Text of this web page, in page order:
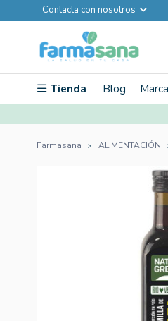
Contacta con nosotros
Tienda Blog
Farmasana ALIMENTACIÓN